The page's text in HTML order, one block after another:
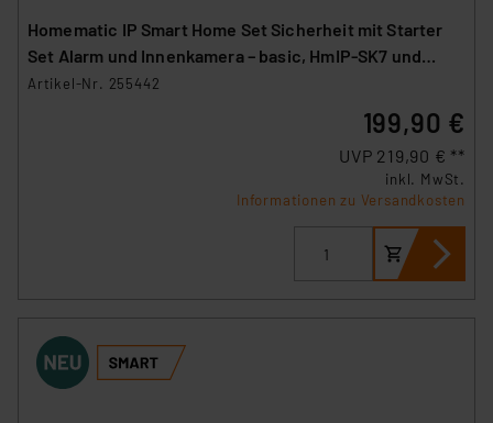
Homematic IP Smart Home Set Sicherheit mit Starter
Set Alarm und Innenkamera – basic, HmIP-SK7 und
HmIP-CI-B
Artikel-Nr. 255442
199,90 €
UVP 219,90 € **
inkl. MwSt.
Informationen zu Versandkosten